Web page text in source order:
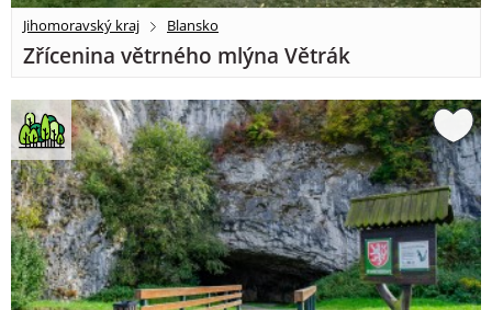
Jihomoravský kraj Blansko
Zřícenina větrného mlýna Větrák